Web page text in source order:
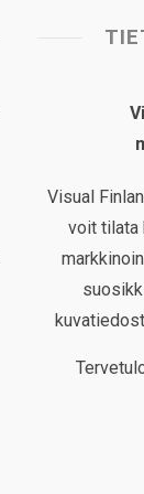
Visual
voit tilata